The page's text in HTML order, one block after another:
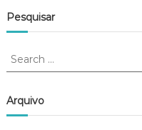
n
Pesquisar
S
r
c
Arquivo